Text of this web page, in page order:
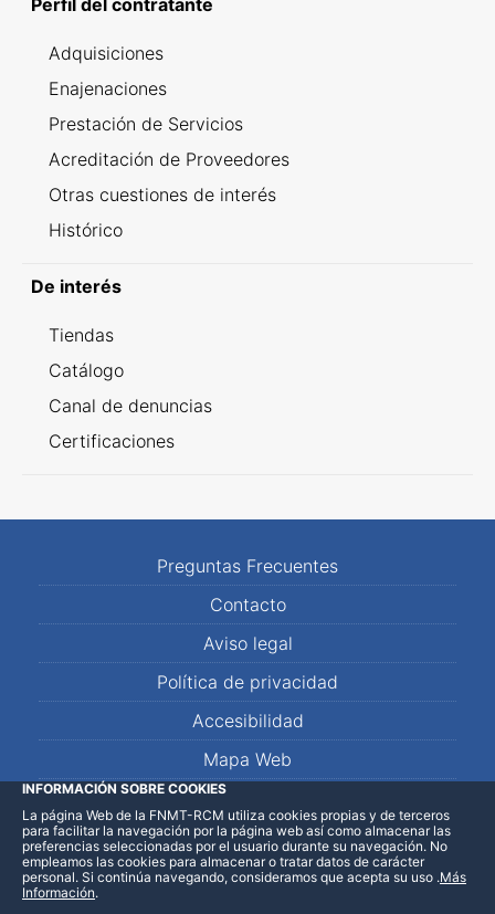
Perfil del contratante
Adquisiciones
Enajenaciones
Prestación de Servicios
Acreditación de Proveedores
Otras cuestiones de interés
Histórico
De interés
Tiendas
Catálogo
Canal de denuncias
Certificaciones
Preguntas Frecuentes
Contacto
Aviso legal
Política de privacidad
Accesibilidad
Mapa Web
LinkedInFacebookWhatsApp
INFORMACIÓN SOBRE COOKIES
La página Web de la FNMT-RCM utiliza cookies propias y de terceros
para facilitar la navegación por la página web así como almacenar las
preferencias seleccionadas por el usuario durante su navegación. No
empleamos las cookies para almacenar o tratar datos de carácter
personal. Si continúa navegando, consideramos que acepta su uso .Más
Información.